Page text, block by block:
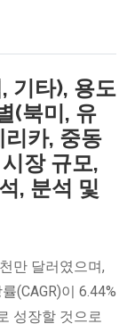
기타), 용도
(북미, 유
리카, 중동
장 규모,
, 분석 및
만 달러였으며,
(CAGR)이 6.44%
성장할 것으로